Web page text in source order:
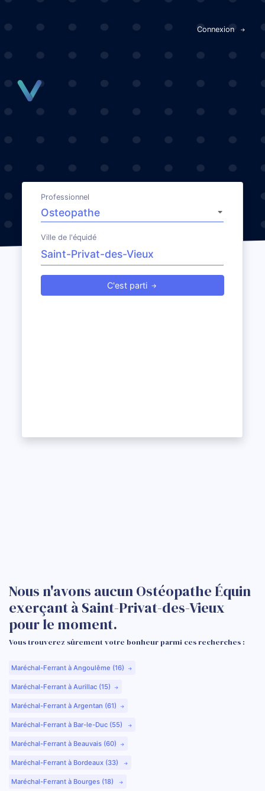
Connexion
Professionnel
Ville de l'équidé
C'est parti
Nous n'avons aucun Ostéopathe Équin
exerçant à Saint-Privat-des-Vieux
pour le moment.
Vous trouverez sûrement votre bonheur parmi ces recherches :
Maréchal-Ferrant à Angoulême (16)
Maréchal-Ferrant à Aurillac (15)
Maréchal-Ferrant à Argentan (61)
Maréchal-Ferrant à Bar-le-Duc (55)
Maréchal-Ferrant à Beauvais (60)
Maréchal-Ferrant à Bordeaux (33)
Maréchal-Ferrant à Bourges (18)